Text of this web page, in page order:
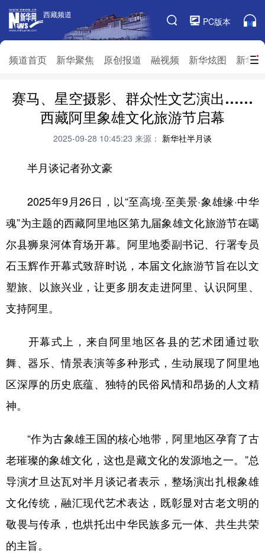
西藏频道
PC版本
频道首页 新华聚焦 原创报道 融视频 新华炫图 新华
西藏频道
频道栏目
频道首页 新华聚焦 原创报道
融视频
新华炫图
新华访谈 新华云直播
视界屋脊
对口援藏
生态西藏 文化旅游
乡村振兴
推广信息
赛马、星空摄影、群众性文艺演出……
西藏阿里象雄文化旅游节启幕
2025-09-28 10:45:23 来源： 新华社半月谈
半月谈记者孙文豪
2025年9月26日，以“至高境·至美景·象雄缘·中华
魂”为主题的西藏阿里地区第九届象雄文化旅游节在噶
尔县狮泉河体育场开幕。阿里地委副书记、行署专员
石玉辉作开幕式致辞时说，本届文化旅游节旨在以文
塑旅、以旅兴业，让更多朋友走进阿里、认识阿里、
支持阿里。
开幕式上，来自阿里地区各县的艺术团通过歌
舞、器乐、情景表演等多种形式，生动展现了阿里地
区深厚的历史底蕴、独特的民俗风情和昂扬的人文精
神。
“作为古象雄王国的核心地带，阿里地区孕育了古
老璀璨的象雄文化，这也是藏文化的发源地之一。”总
导演才旦达瓦对半月谈记者表示，整场演出扎根象雄
文化传统，融汇现代艺术表达，既彰显对古老文明的
敬畏与传承，也烘托出中华民族多元一体、共生共荣
的主旨。